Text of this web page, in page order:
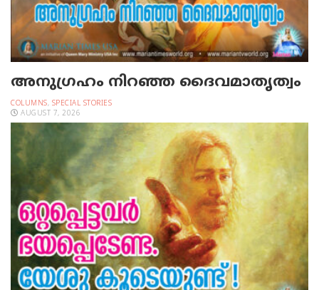
അനുഗ്രഹം നിറഞ്ഞ ദൈവമാതൃത്വം
COLUMNS, SPECIAL STORIES
AUGUST 7, 2026